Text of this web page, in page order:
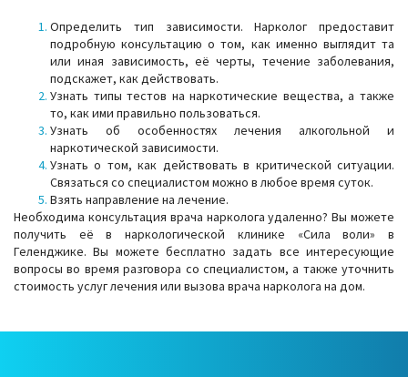
Определить тип зависимости. Нарколог предоставит
подробную консультацию о том, как именно выглядит та
или иная зависимость, её черты, течение заболевания,
подскажет, как действовать.
Узнать типы тестов на наркотические вещества, а также
то, как ими правильно пользоваться.
Узнать об особенностях лечения алкогольной и
наркотической зависимости.
Узнать о том, как действовать в критической ситуации.
Связаться со специалистом можно в любое время суток.
Взять направление на лечение.
Необходима консультация врача нарколога удаленно? Вы можете
получить её в наркологической клинике «Сила воли» в
Геленджике. Вы можете бесплатно задать все интересующие
вопросы во время разговора со специалистом, а также уточнить
стоимость услуг лечения или вызова врача нарколога на дом.